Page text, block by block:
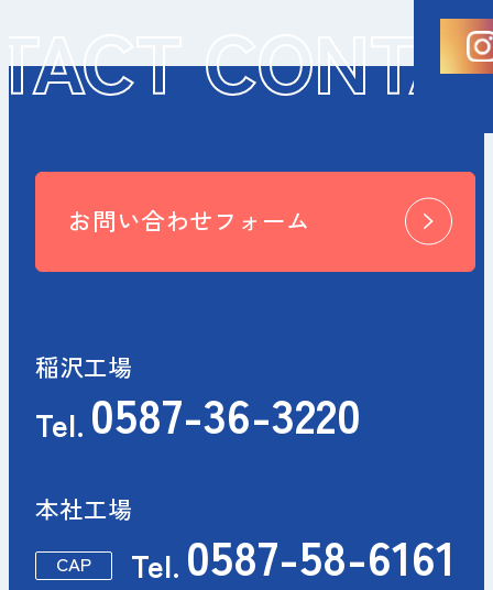
お問い合わせフォーム
稲沢工場
Tel. 0587-36-3220
本社工場
CAP Tel. 0587-58-6161